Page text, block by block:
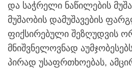
და საჭრელი ნაწილების
მუშაობის დამუშავების
ფიქსირებული შეზღუდვის
მნიშვნელოვნად
პირად უსაფრთხოებას,